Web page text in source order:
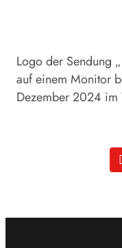
Logo der Sendung
auf einem Monitor
Dezember 2024 im